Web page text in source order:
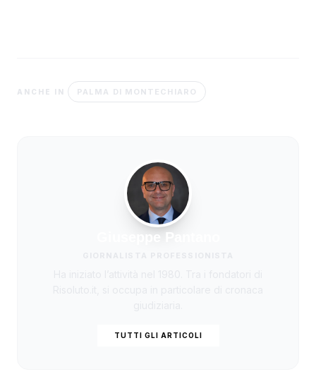
ANCHE IN PALMA DI MONTECHIARO
Giuseppe Pantano
TUTTI GLI ARTICOLI